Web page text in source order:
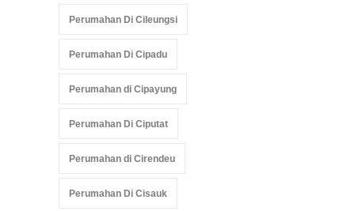
Perumahan Di Cileungsi
Perumahan Di Cipadu
Perumahan di Cipayung
Perumahan Di Ciputat
Perumahan di Cirendeu
Perumahan Di Cisauk